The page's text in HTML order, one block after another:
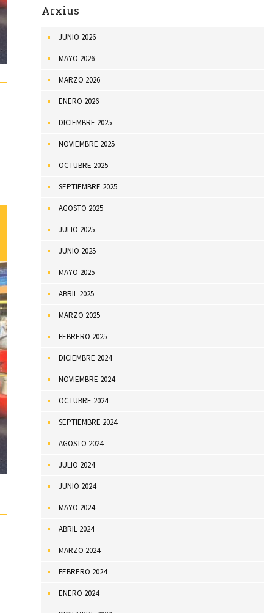
Arxius
JUNIO 2026
MAYO 2026
MARZO 2026
ENERO 2026
DICIEMBRE 2025
NOVIEMBRE 2025
OCTUBRE 2025
SEPTIEMBRE 2025
AGOSTO 2025
JULIO 2025
JUNIO 2025
MAYO 2025
ABRIL 2025
MARZO 2025
FEBRERO 2025
DICIEMBRE 2024
NOVIEMBRE 2024
OCTUBRE 2024
SEPTIEMBRE 2024
AGOSTO 2024
JULIO 2024
JUNIO 2024
MAYO 2024
ABRIL 2024
MARZO 2024
FEBRERO 2024
ENERO 2024